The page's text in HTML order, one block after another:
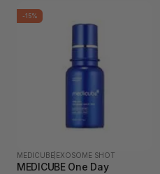
-15%
MEDICUBE EXOSOME SHOT
MEDICUBE One Day